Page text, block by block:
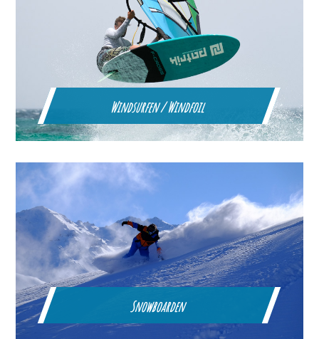
Windsurfen / Windfoil
Snowboarden